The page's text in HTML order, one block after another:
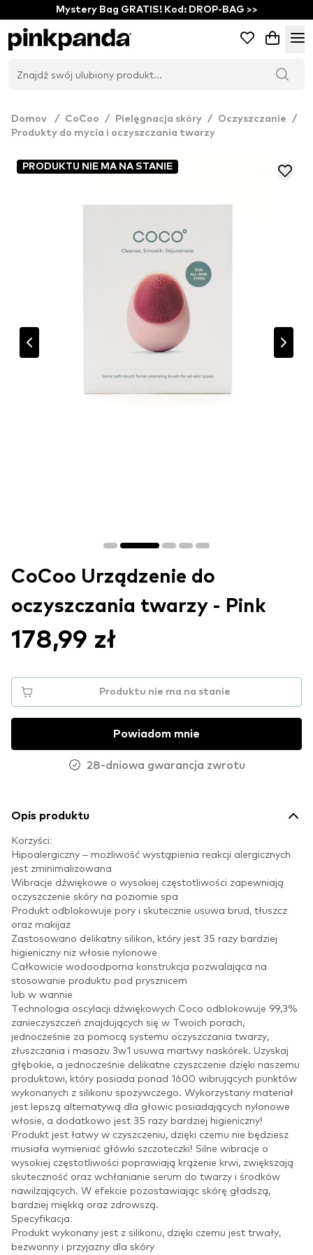
Mystery Bag GRATIS! Kod: DROP-BAG >>
Domov / CoCoo / Pielęgnacja skóry / Oczyszczanie
/
Produkty do mycia i oczyszczania twarzy
PRODUKTU NIE MA NA STANIE
CoCoo Urządzenie do
oczyszczania twarzy - Pink
178,99 zł
Produktu nie ma na stanie
Powiadom mnie
28-dniowa gwarancja zwrotu
Opis produktu
Korzyści:
Hipoalergiczny – możliwość wystąpienia reakcji alergicznych
jest zminimalizowana
Wibracje dźwiękowe o wysokiej częstotliwości zapewniają
oczyszczenie skóry na poziomie spa
Produkt odblokowuje pory i skutecznie usuwa brud, tłuszcz
oraz makijaż
Zastosowano delikatny silikon, który jest 35 razy bardziej
higieniczny niż włosie nylonowe
Całkowicie wodoodporna konstrukcja pozwalająca na
stosowanie produktu pod prysznicem
lub w wannie
Technologia oscylacji dźwiękowych Coco odblokowuje 99,3%
zanieczyszczeń znajdujących się w Twoich porach,
jednocześnie za pomocą systemu oczyszczania twarzy,
złuszczania i masażu 3w1 usuwa martwy naskórek. Uzyskaj
głębokie, a jednocześnie delikatne czyszczenie dzięki naszemu
produktowi, który posiada ponad 1600 wibrujących punktów
wykonanych z silikonu spożywczego. Wykorzystany materiał
jest lepszą alternatywą dla głowic posiadających nylonowe
włosie, a dodatkowo jest 35 razy bardziej higieniczny!
Produkt jest łatwy w czyszczeniu, dzięki czemu nie będziesz
musiała wymieniać główki szczoteczki! Silne wibracje o
wysokiej częstotliwości poprawiają krążenie krwi, zwiększają
skuteczność oraz wchłanianie serum do twarzy i środków
nawilżających. W efekcie pozostawiając skórę gładszą,
bardziej miękką oraz zdrowszą.
Specyfikacja:
Produkt wykonany jest z silikonu, dzięki czemu jest trwały,
bezwonny i przyjazny dla skóry